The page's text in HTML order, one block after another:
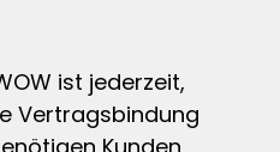
ist jederzeit,
Vertragsbindung